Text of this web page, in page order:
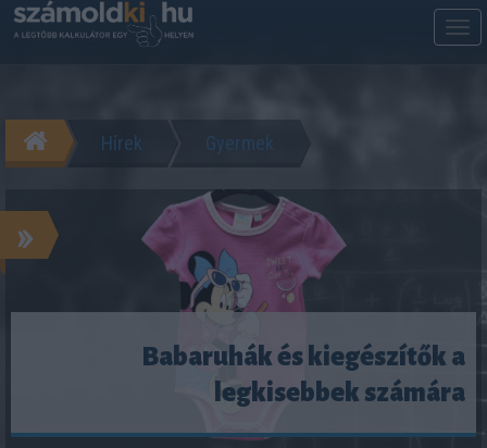
Hírek Gyermek
»
Babaruhák és kiegészítők a
legkisebbek számára